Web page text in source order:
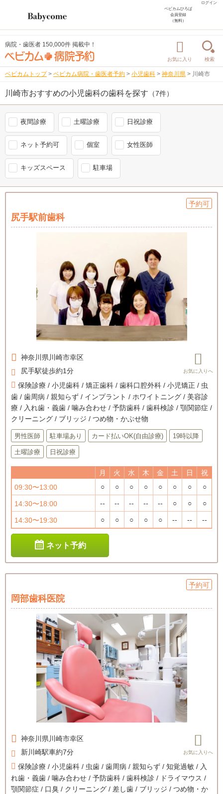
ログイン
ベビカムひろば
会員登録
（無料）
病院・歯医者 150,000件 掲載中！
お気に入り 検索
ベビカムトップ > ベビカム病院・歯医者予約 > 小児歯科 > 神奈川県 > 川崎市
川崎市おすすめの小児歯科の歯科を探す （7件）
夜間診療 土曜診療 日祝診療
ネット予約可 個室 女性医師
キッズスペース 駐車場
予約可
尻手駅前歯科
神奈川県 川崎市幸区
尻手駅徒歩約1分
保険診療 / 小児歯科 / 矯正歯科 / 歯科口腔外科 / 小児矯正 / 虫
歯 / 歯周病 / 親知らず / インプラント / ホワイトニング / 美容診
療 / 入れ歯・義歯 / 噛み合わせ / 予防歯科 / 歯科検診 / 顎関節症 /
クリーニング / ブリッジ / つめ物・かぶせ物
男性医師 駐車場あり カード払いOK(自由診療) 19時以降
土曜診療 日祝診療
月 火 水 木 金 土 日
祝
09:30〜13:00
○ ○ ○ ○ ○ ○ ○ ○
14:30〜18:00 -- -- -- -- -- ○ ○ ○
14:30〜19:30 ○ ○ ○ ○ ○ -- -- --
ネット予約
予約可
岡部歯科医院
神奈川県 川崎市幸区
新川崎駅車約7分
保険診療 / 小児歯科 / 虫歯 / 歯周病 / 親知らず / 知覚過敏 / 入
れ歯・義歯 / 噛み合わせ / 予防歯科 / 歯科検診 / ドライマウス /
顎関節症 / 口臭 / クリーニング / 差し歯 / ブリッジ / つめ物・か